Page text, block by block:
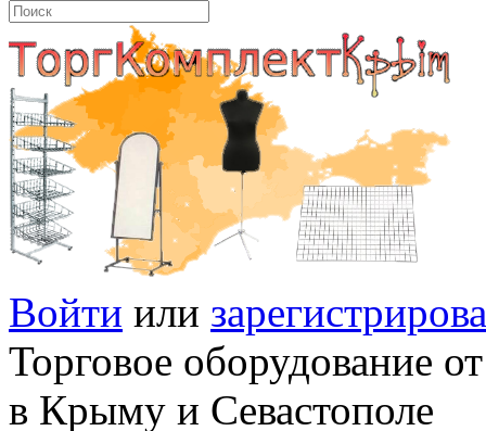
Войти или
Торговое оборудование
в Крыму и Севастополе